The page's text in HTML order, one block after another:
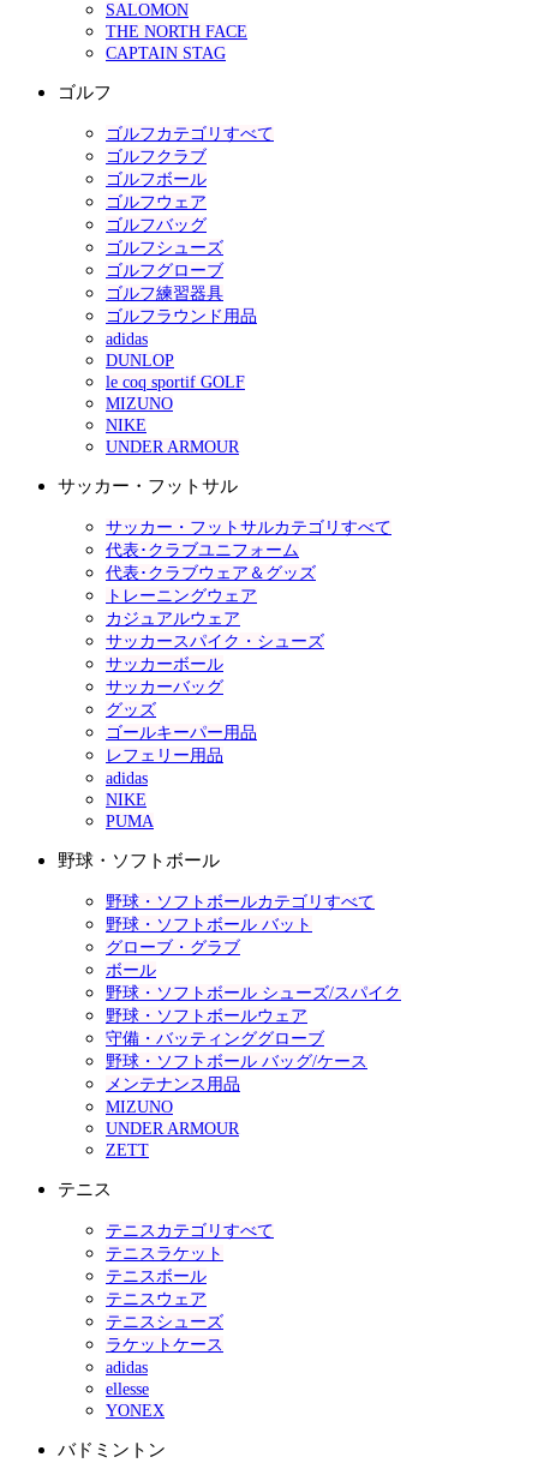
SALOMON
THE NORTH FACE
CAPTAIN STAG
ゴルフ
ゴルフカテゴリすべて
ゴルフクラブ
ゴルフボール
ゴルフウェア
ゴルフバッグ
ゴルフシューズ
ゴルフグローブ
ゴルフ練習器具
ゴルフラウンド用品
adidas
DUNLOP
le coq sportif GOLF
MIZUNO
NIKE
UNDER ARMOUR
サッカー・フットサル
サッカー・フットサルカテゴリすべて
代表･クラブユニフォーム
代表･クラブウェア＆グッズ
トレーニングウェア
カジュアルウェア
サッカースパイク・シューズ
サッカーボール
サッカーバッグ
グッズ
ゴールキーパー用品
レフェリー用品
adidas
NIKE
PUMA
野球・ソフトボール
野球・ソフトボールカテゴリすべて
野球・ソフトボール バット
グローブ・グラブ
ボール
野球・ソフトボール シューズ/スパイク
野球・ソフトボールウェア
守備・バッティンググローブ
野球・ソフトボール バッグ/ケース
メンテナンス用品
MIZUNO
UNDER ARMOUR
ZETT
テニス
テニスカテゴリすべて
テニスラケット
テニスボール
テニスウェア
テニスシューズ
ラケットケース
adidas
ellesse
YONEX
バドミントン